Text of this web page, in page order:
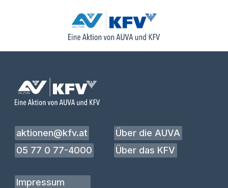
aktionen@kfv.at
05 77 0 77-4000
Über die AUVA
Über das KFV
Impressum